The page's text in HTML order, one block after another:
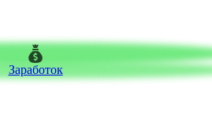
Заработок